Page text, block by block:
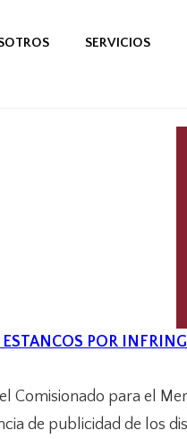
SERVICIOS
POR
Comisionado para el
de publicidad de los